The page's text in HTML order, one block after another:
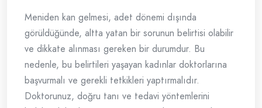
Meniden kan gelmesi, adet dönemi dışında
görüldüğünde, altta yatan bir sorunun belirtisi olabilir
ve dikkate alınması gereken bir durumdur. Bu
nedenle, bu belirtileri yaşayan kadınlar doktorlarına
başvurmalı ve gerekli tetkikleri yaptırmalıdır.
Doktorunuz, doğru tanı ve tedavi yöntemlerini